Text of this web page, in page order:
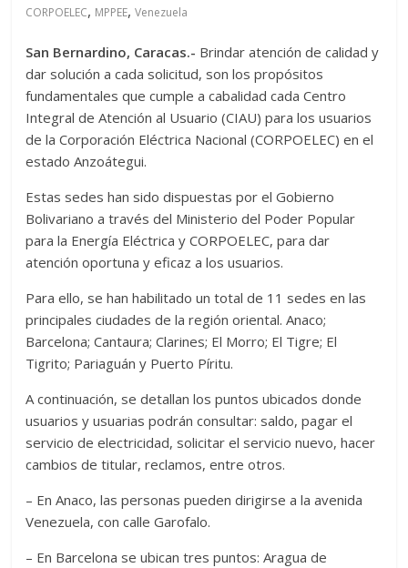
CORPOELEC, MPPEE,Venezuela
San Bernardino, Caracas.- Brindar atención de calidad y
dar solución a cada solicitud, son los propósitos
fundamentales que cumple a cabalidad cada Centro
Integral de Atención al Usuario (CIAU) para los usuarios
de la Corporación Eléctrica Nacional (CORPOELEC) en el
estado Anzoátegui.
Estas sedes han sido dispuestas por el Gobierno
Bolivariano a través del Ministerio del Poder Popular
para la Energía Eléctrica y CORPOELEC, para dar
atención oportuna y eficaz a los usuarios.
Para ello, se han habilitado un total de 11 sedes en las
principales ciudades de la región oriental. Anaco;
Barcelona; Cantaura; Clarines; El Morro; El Tigre; El
Tigrito; Pariaguán y Puerto Píritu.
A continuación, se detallan los puntos ubicados donde
usuarios y usuarias podrán consultar: saldo, pagar el
servicio de electricidad, solicitar el servicio nuevo, hacer
cambios de titular, reclamos, entre otros.
– En Anaco, las personas pueden dirigirse a la avenida
Venezuela, con calle Garofalo.
– En Barcelona se ubican tres puntos: Aragua de